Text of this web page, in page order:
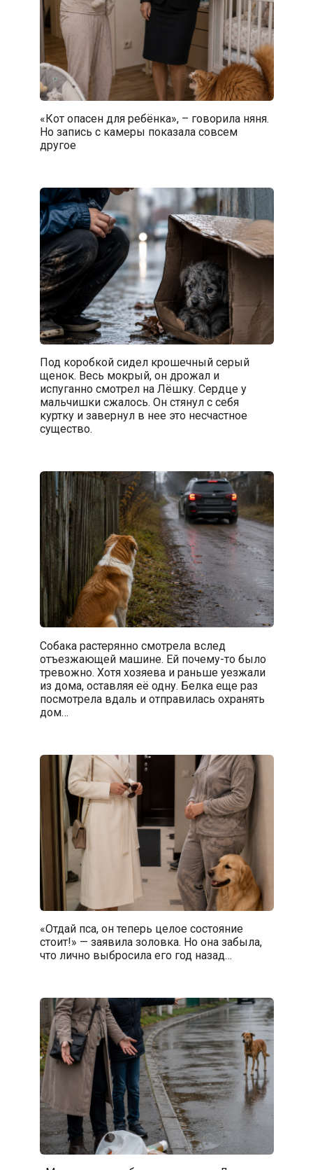
«Кот опасен для ребёнка», – говорила няня.
Но запись с камеры показала совсем
другое
Под коробкой сидел крошечный серый
щенок. Весь мокрый, он дрожал и
испуганно смотрел на Лёшку. Сердце у
мальчишки сжалось. Он стянул с себя
куртку и завернул в нее это несчастное
существо.
Собака растерянно смотрела вслед
отъезжающей машине. Ей почему-то было
тревожно. Хотя хозяева и раньше уезжали
из дома, оставляя её одну. Белка еще раз
посмотрела вдаль и отправилась охранять
дом…
«Отдай пса, он теперь целое состояние
стоит!» — заявила золовка. Но она забыла,
что лично выбросила его год назад…